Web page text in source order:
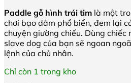
Paddle gỗ hình trái tim là một
chơi bạo dâm phổ biển, đem lại
chuyện giường chiếu. Dùng
slave dog của bạn sẽ ngoan
lệnh của chủ nhân.
Chỉ còn 1 trong kho